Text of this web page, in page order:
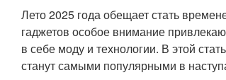
Лето 2025 года обещает стать
гаджетов особое внимание
в себе моду и технологии. В этой
станут самыми популярными в